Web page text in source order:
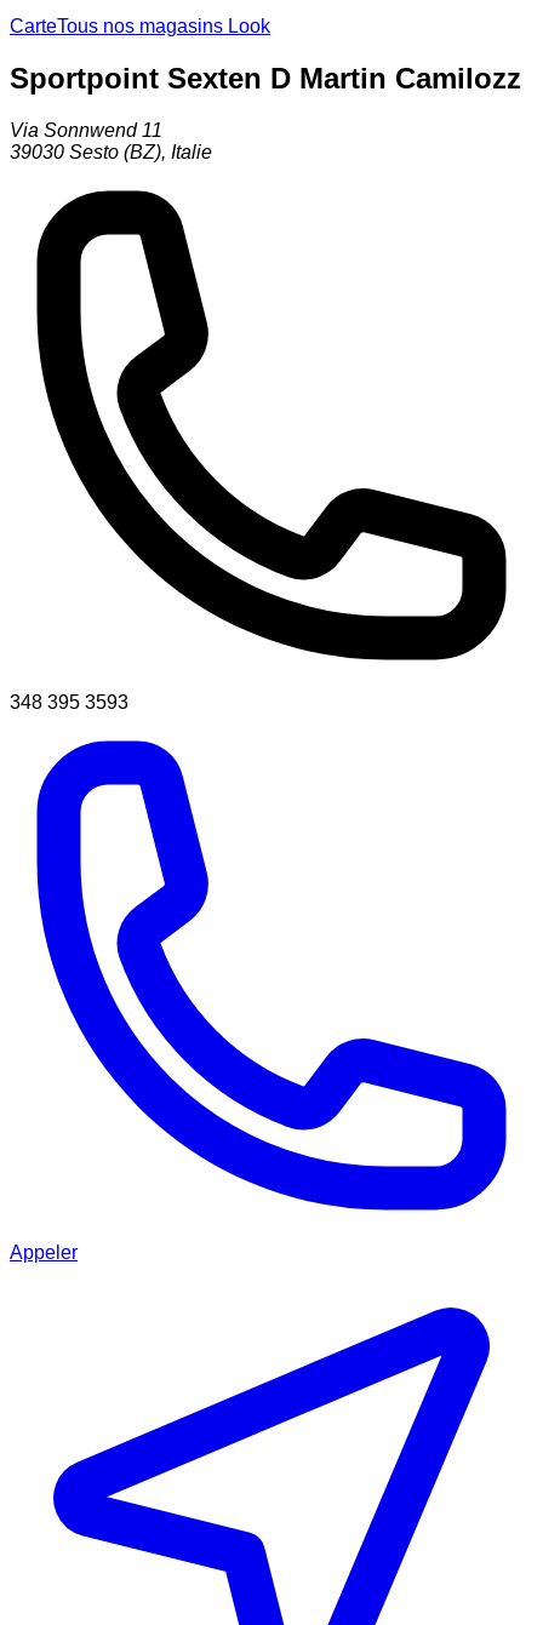
CarteTous nos magasins Look
Sportpoint Sexten D Martin Camilozz
Via Sonnwend 11
39030 Sesto (BZ), Italie
348 395 3593
Appeler